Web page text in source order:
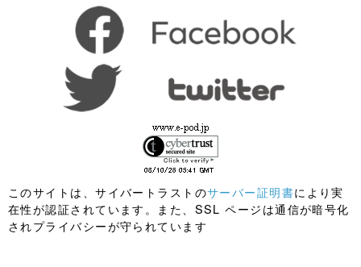
このサイトは、サイバートラストのサーバー証明書により実
在性が認証されています。また、SSL ページは通信が暗号化
されプライバシーが守られています